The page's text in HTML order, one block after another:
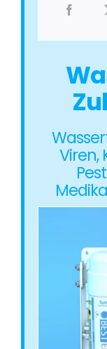
Viren,